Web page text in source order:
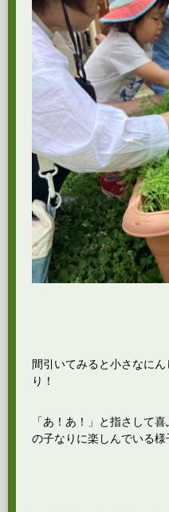
間引いてみると小さなに
り！
「あ！あ！」と指さして
の子なりに楽しんでいる様